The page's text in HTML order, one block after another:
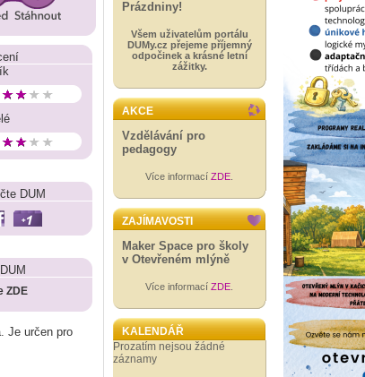
DUM
ZDE
Je určen pro
Prázdniny!
Všem uživatelům portálu
DUMy.cz přejeme příjemný
odpočinek a krásné letní
zážitky.
AKCE
Vzdělávání pro
pedagogy
Více informací ZDE
ZAJÍMAVOSTI
Maker Space pro školy
v Otevřeném mlýně
Více informací ZDE
KALENDÁŘ
Prozatím nejsou žádné
záznamy